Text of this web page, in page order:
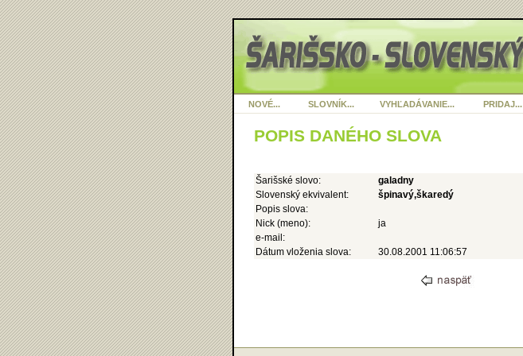
NOVÉ... SLOVNÍK... VYHĽADÁVANIE... PRIDAJ...
POPIS DANÉHO SLOVA
Šarišské slovo:
galadny
Slovenský ekvivalent:
špinavý,škaredý
Popis slova:
Nick (meno):
ja
e-mail:
Dátum vloženia slova:
30.08.2001 11:06:57